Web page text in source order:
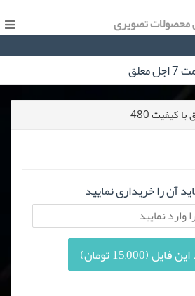
محصولات تصویری
معلق
آن را خریداری نمایید
(15,000 تومان)